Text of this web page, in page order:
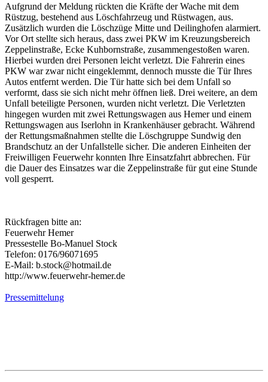
Aufgrund der Meldung rückten die Kräfte der Wache mit dem
Rüstzug, bestehend aus Löschfahrzeug und Rüstwagen, aus.
Zusätzlich wurden die Löschzüge Mitte und Deilinghofen alarmiert.
Vor Ort stellte sich heraus, dass zwei PKW im Kreuzungsbereich
Zeppelinstraße, Ecke Kuhbornstraße, zusammengestoßen waren.
Hierbei wurden drei Personen leicht verletzt. Die Fahrerin eines
PKW war zwar nicht eingeklemmt, dennoch musste die Tür Ihres
Autos entfernt werden. Die Tür hatte sich bei dem Unfall so
verformt, dass sie sich nicht mehr öffnen ließ. Drei weitere, an dem
Unfall beteiligte Personen, wurden nicht verletzt. Die Verletzten
hingegen wurden mit zwei Rettungswagen aus Hemer und einem
Rettungswagen aus Iserlohn in Krankenhäuser gebracht. Während
der Rettungsmaßnahmen stellte die Löschgruppe Sundwig den
Brandschutz an der Unfallstelle sicher. Die anderen Einheiten der
Freiwilligen Feuerwehr konnten Ihre Einsatzfahrt abbrechen. Für
die Dauer des Einsatzes war die Zeppelinstraße für gut eine Stunde
voll gesperrt.
Rückfragen bitte an:
Feuerwehr Hemer
Pressestelle Bo-Manuel Stock
Telefon: 0176/96071695
E-Mail: b.stock@hotmail.de
http://www.feuerwehr-hemer.de
Pressemittelung